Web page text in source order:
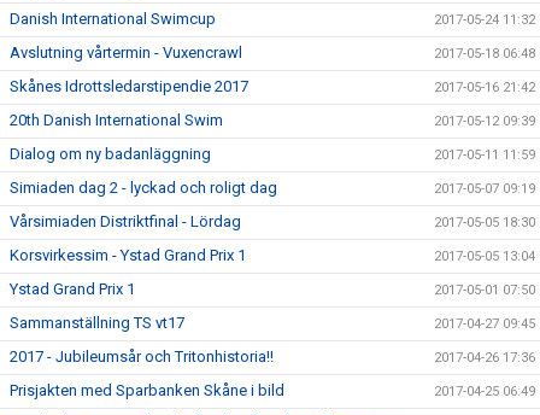
Danish International Swimcup 2017-05-24 11:32
Avslutning vårtermin - Vuxencrawl 2017-05-18 06:48
Skånes Idrottsledarstipendie 2017 2017-05-16 21:42
20th Danish International Swim 2017-05-12 09:39
Dialog om ny badanläggning 2017-05-11 11:59
Simiaden dag 2 - lyckad och roligt dag 2017-05-07 09:19
Vårsimiaden Distriktfinal - Lördag 2017-05-05 18:30
Korsvirkessim - Ystad Grand Prix 1 2017-05-05 13:04
Ystad Grand Prix 1 2017-05-01 07:50
Sammanställning TS vt17 2017-04-27 09:45
2017 - Jubileumsår och Tritonhistoria!! 2017-04-26 17:36
Prisjakten med Sparbanken Skåne i bild 2017-04-25 06:49